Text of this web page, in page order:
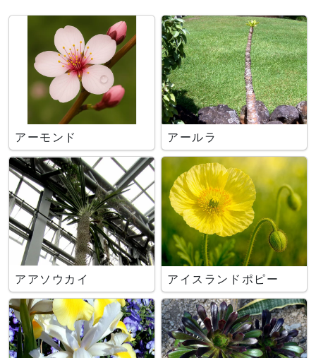
アーモンド アールラ
アアソウカイ アイスランドポピー